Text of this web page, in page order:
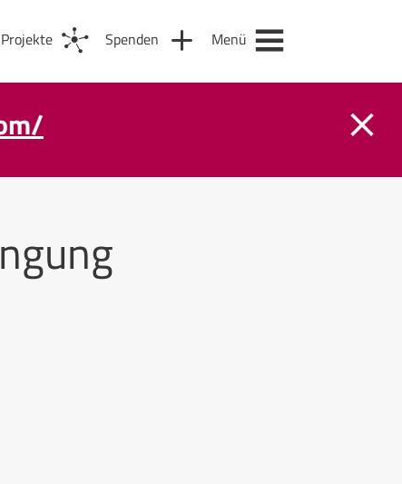
Projekte Spenden Menü